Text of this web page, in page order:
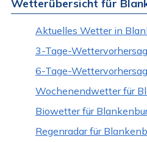
Wetterübersicht für
Aktuelles Wetter in
3-Tage-
6-Tage-
Wochenendwetter für
Biowetter für
Regenradar für